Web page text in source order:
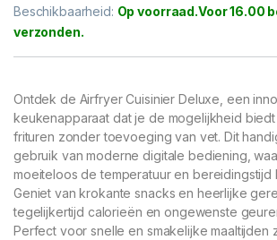
Beschikbaarheid: Op voorraad
Ontdek de Airfryer Cuisinier Deluxe, een
keukenapparaat dat je de mogelijkheid
frituren zonder toevoeging van vet. Dit
gebruik van moderne digitale bediening,
moeiteloos de temperatuur en bereidingstijd
Geniet van krokante snacks en heerlijke
tegelijkertijd calorieën en ongewenste
Perfect voor snelle en smakelijke maaltijden